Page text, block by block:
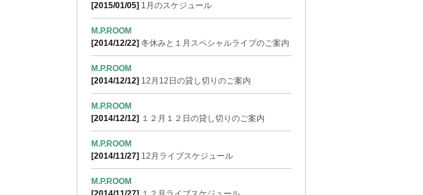
[2015/01/05] 1月のスケジュール
M.P.ROOM
[2014/12/22] 冬休みと１月スペシャルライブのご案内
M.P.ROOM
[2014/12/12] 12月12日の貸し切りのご案内
M.P.ROOM
[2014/12/12] １２月１２日の貸し切りのご案内
M.P.ROOM
[2014/11/27] 12月ライブスケジュール
M.P.ROOM